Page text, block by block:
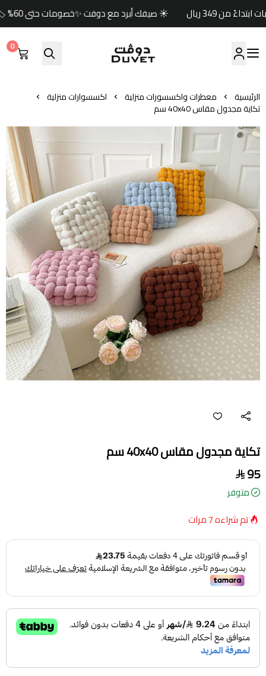
☀️ صيفك أبرد مع دوفت ✨خصومات حتى 60% 🏷️وكود خصم إضافي (صيف) 🎁🚚 شحن مجاني للطلبات ابتداءً من 349 ريال
مفارش دوفت | DUVET
0
الرئيسية معطرات واكسسورات منزلية اكسسوارات منزلية
تكاية مجدول مقاس 40x40 سم
تكاية مجدول مقاس 40x40 سم
95
متوفر
تم شراءه7مرات